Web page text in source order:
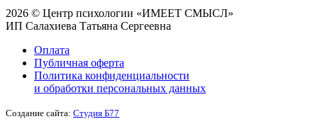
2026 © Центр психологии «ИМЕЕТ СМЫСЛ»
ИП Салахиева Татьяна Сергеевна
Оплата
Публичная оферта
Политика конфиденциальности
и обработки персональных данных
Создание сайта: Студия Б77